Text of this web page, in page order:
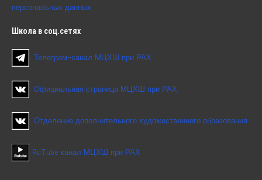
персональных данных
Школа в соц.сетях
Телеграм-канал МЦХШ при РАХ
Официальная страница МЦХШ при РАХ
Отделение дополнительного художественного образования
RuTube канал МЦХШ при РАХ